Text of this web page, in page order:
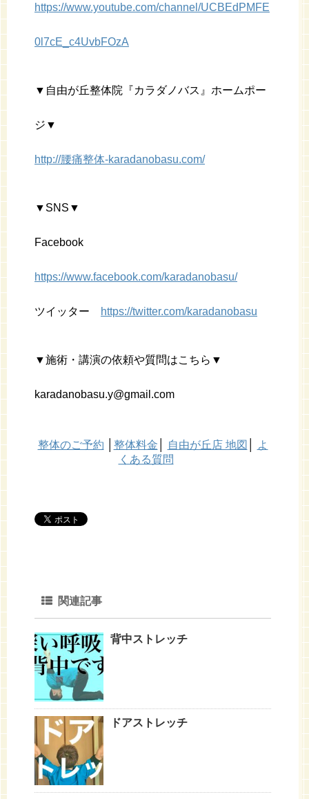
https://www.youtube.com/channel/UCBEdPMFE
0l7cE_c4UvbFOzA
▼自由が丘整体院『カラダノバス』ホームポー
ジ▼
http://腰痛整体-karadanobasu.com/
▼SNS▼
Facebook
https://www.facebook.com/karadanobasu/
ツイッター https://twitter.com/karadanobasu
▼施術・講演の依頼や質問はこちら▼
karadanobasu.y@gmail.com
整体のご予約 整体料金 自由が丘店 地図
よ
くある質問
関連記事
背中ストレッチ
ドアストレッチ